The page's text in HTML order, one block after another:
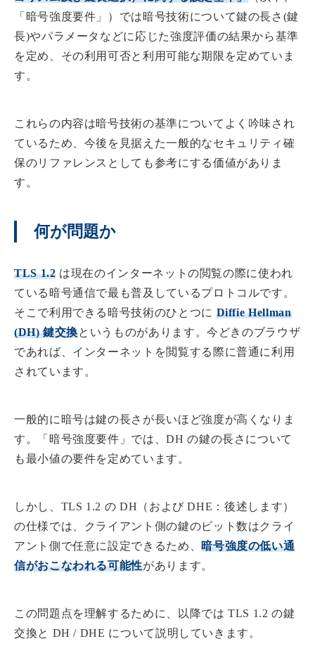
「暗号強度要件」）では暗号技術について鍵の長さ(鍵
長)やパラメータなどに応じた強度評価の結果から基準
を定め、その利用可否と利用可能な期限を定めていま
す。
これらの内容は暗号技術の基準についてよく吟味され
ているため、今後を見据えた一般的なセキュリティ確
保のリファレンスとしても参考にする価値がありま
す。
何が問題か
TLS 1.2 は現在のインターネットの閲覧の際に使われ
ている暗号通信で最も普及しているプロトコルです。
そこで利用できる暗号技術のひとつに Diffie Hellman
(DH) 鍵交換というものがあります。今どきのブラウザ
であれば、インターネットを閲覧する際に普通に利用
されています。
一般的に暗号は鍵の長さが長いほど強度が高くなりま
す。「暗号強度要件」では、DH の鍵の長さについて
も最小値の要件を定めています。
しかし、TLS 1.2 の DH（および DHE：後述します）
の仕様では、クライアント側の鍵のビット数はクライ
アント側で任意に設定できるため、暗号強度の低い通
信がおこなわれる可能性があります。
この問題点を理解するために、以降では TLS 1.2 の鍵
交換と DH / DHE について説明していきます。